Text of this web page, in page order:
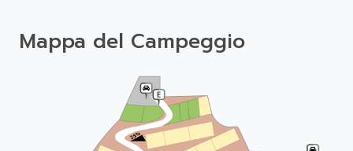
Mappa del Campeggio